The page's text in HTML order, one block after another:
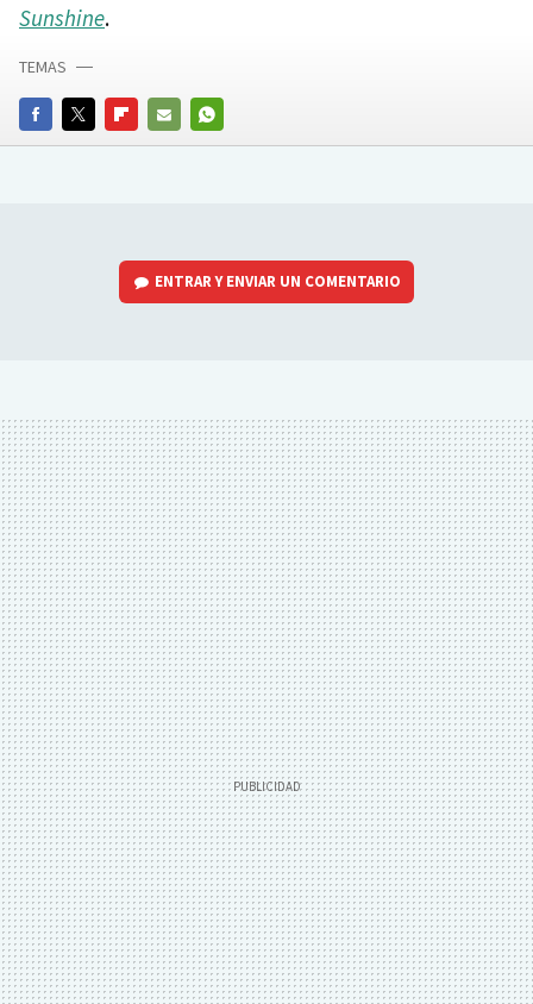
Sunshine.
FACEBOOKTWITTERFLIPBOARD
E-
WHATSAPP
TEMAS
ENTRAR Y ENVIAR UN COMENTARIO